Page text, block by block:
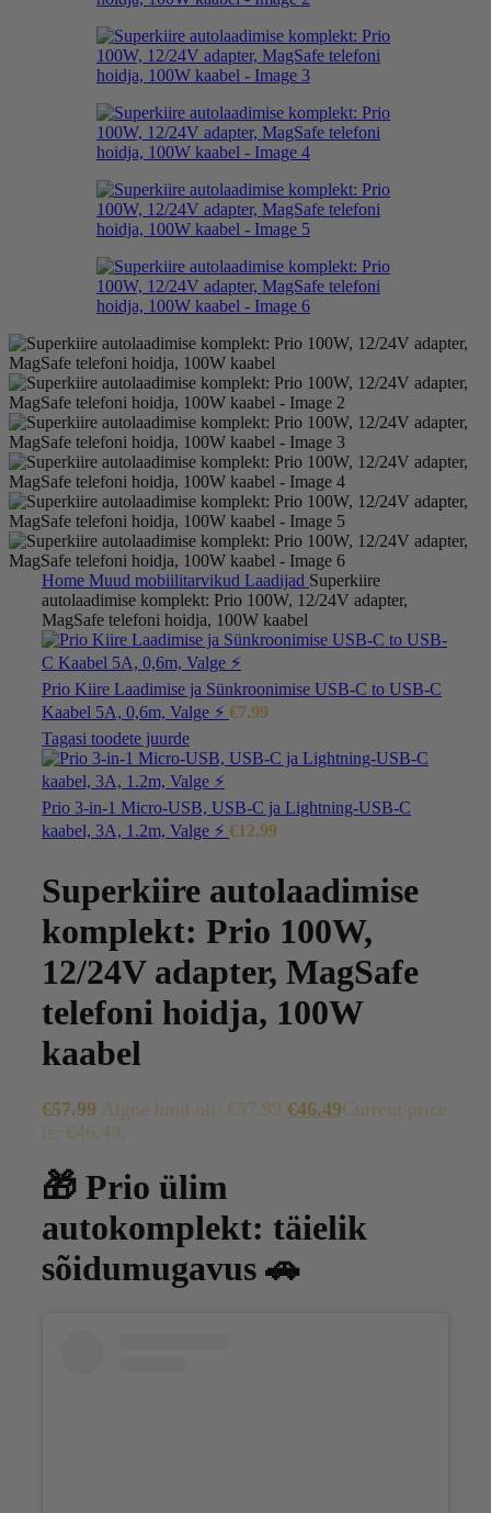
Home Muud mobiilitarvikud Laadijad Superkiire
autolaadimise komplekt: Prio 100W, 12/24V adapter,
MagSafe telefoni hoidja, 100W kaabel
Prio Kiire Laadimise ja Sünkroonimise USB-C to USB-C
Kaabel 5A, 0,6m, Valge ⚡ €7.99
Tagasi toodete juurde
Prio 3-in-1 Micro-USB, USB-C ja Lightning-USB-C
kaabel, 3A, 1.2m, Valge ⚡ €12.99
Superkiire autolaadimise
komplekt: Prio 100W,
12/24V adapter, MagSafe
telefoni hoidja, 100W
kaabel
€57.99 Algne hind oli: €57.99.€46.49Current price
is: €46.49.
🎁 Prio ülim
autokomplekt: täielik
sõidumugavus 🚗